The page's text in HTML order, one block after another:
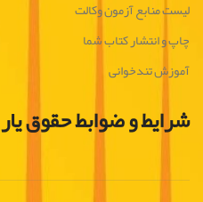
لیست منابع آزمون وکالت
چاپ و انتشار کتاب شما
آموزش تندخوانی
شرایط و ضوابط حقوق یار